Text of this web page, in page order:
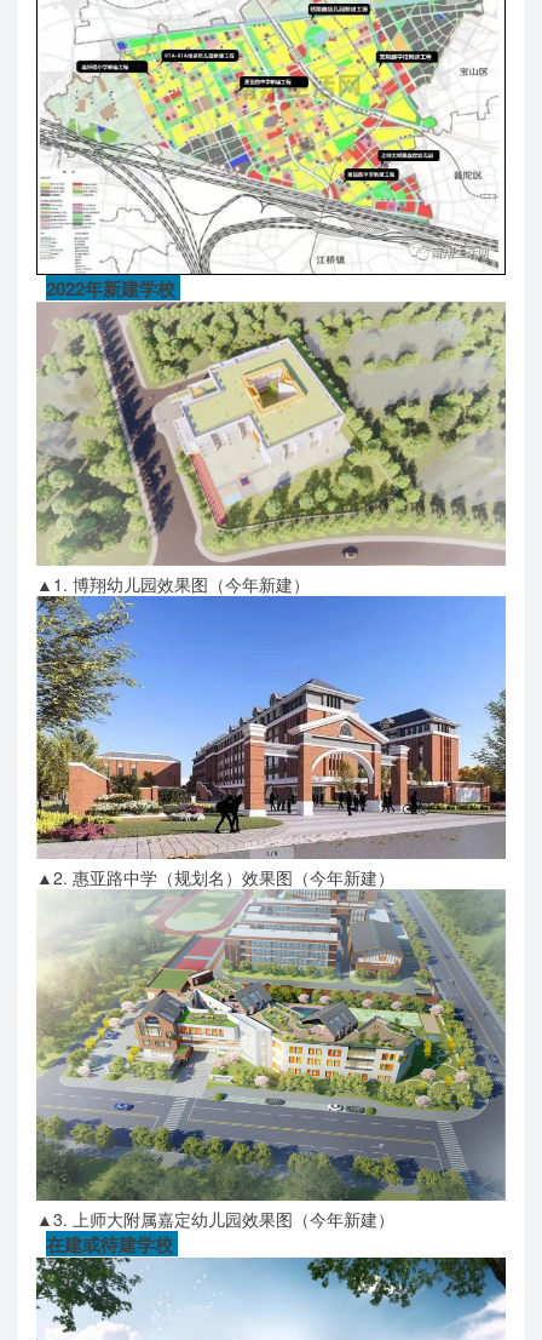
2022年新建学校
▲1. 博翔幼儿园效果图（今年新建）
▲2. 惠亚路中学（规划名）效果图 （今年新建）
▲3. 上师大附属嘉定幼儿园效果图 （今年新建）
在建或待建学校